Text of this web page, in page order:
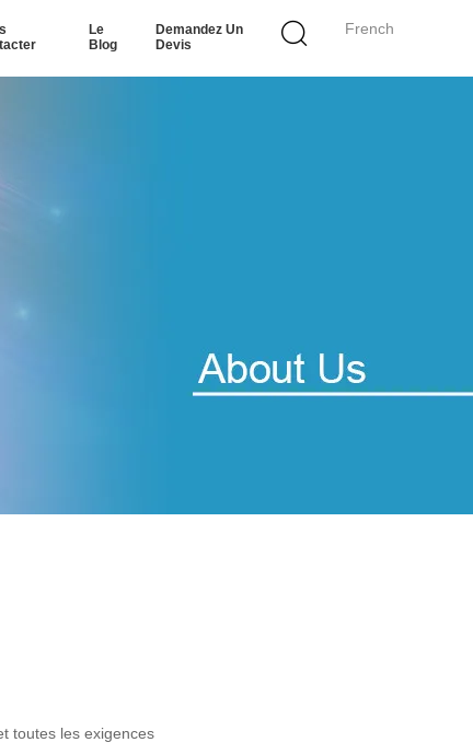
French
Le
Blog
Demandez Un
Devis
toutes les exigences